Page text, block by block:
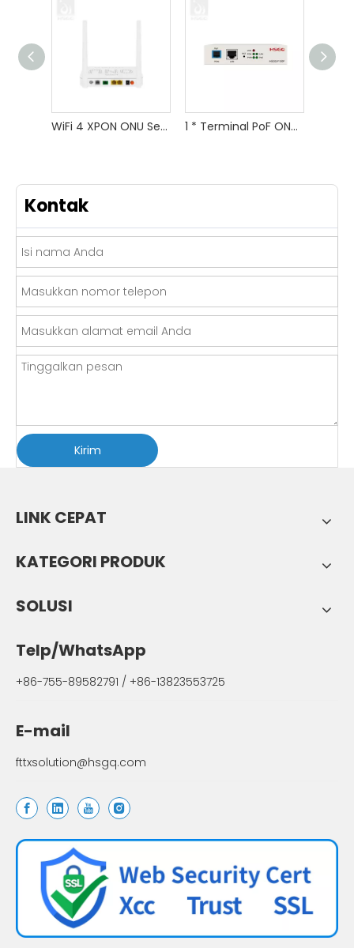
WiFi 4 XPON ONU Serat Pita Tunggal untuk Router 1 * Terminal PoF ONU Serat GE untuk FTTX
Kontak
Kirim
LINK CEPAT
KATEGORI PRODUK
SOLUSI
Telp/WhatsApp
+86-755-89582791 / +86-13823553725
E-mail
fttxsolution@hsgq.com